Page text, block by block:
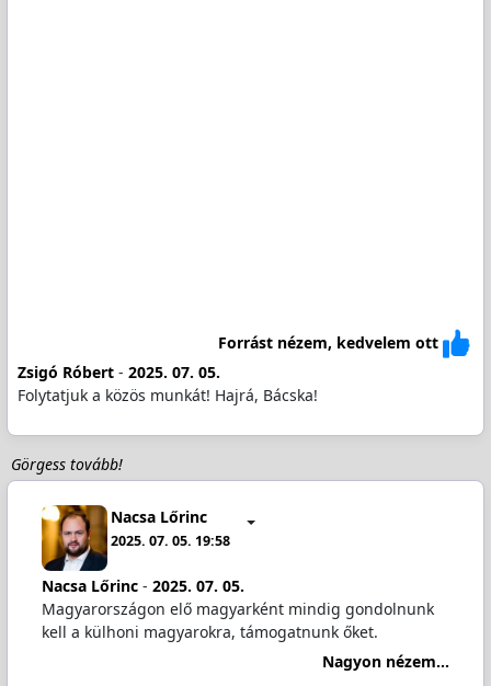
Forrást nézem, kedvelem ott
Zsigó Róbert- 2025. 07. 05.
Folytatjuk a közös munkát! Hajrá, Bácska!
Görgess tovább!
Nacsa Lőrinc
2025. 07. 05. 19:58
Nacsa Lőrinc- 2025. 07. 05.
Magyarországon elő magyarként mindig gondolnunk
kell a külhoni magyarokra, támogatnunk őket.
Nagyon nézem...